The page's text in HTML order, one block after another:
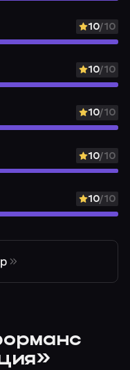
10/10
10/10
10/10
10/10
10/10